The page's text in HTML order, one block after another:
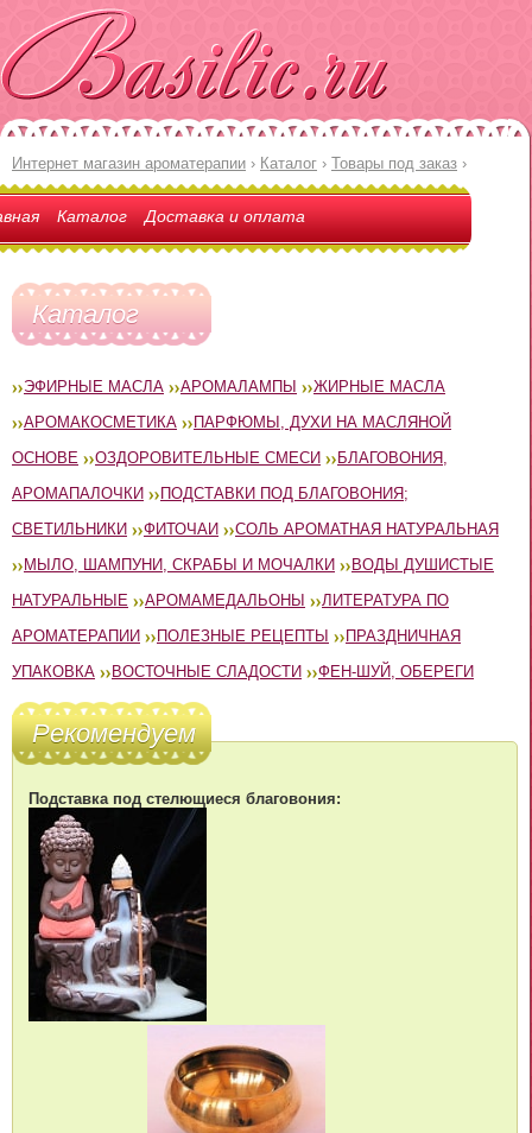
Интернет магазин ароматерапии › Каталог › Товары под заказ ›
Каталог Доставка и оплата
Каталог
ЭФИРНЫЕ МАСЛА АРОМАЛАМПЫ
ЖИРНЫЕ МАСЛА
АРОМАКОСМЕТИКА
ПАРФЮМЫ, ДУХИ НА МАСЛЯНОЙ
ОСНОВЕ
ОЗДОРОВИТЕЛЬНЫЕ СМЕСИ
БЛАГОВОНИЯ,
АРОМАПАЛОЧКИ
ПОДСТАВКИ ПОД БЛАГОВОНИЯ;
СВЕТИЛЬНИКИ
ФИТОЧАИ
СОЛЬ АРОМАТНАЯ НАТУРАЛЬНАЯ
МЫЛО, ШАМПУНИ, СКРАБЫ И МОЧАЛКИ
ВОДЫ ДУШИСТЫЕ
НАТУРАЛЬНЫЕ
АРОМАМЕДАЛЬОНЫ
ЛИТЕРАТУРА ПО
АРОМАТЕРАПИИ
ПОЛЕЗНЫЕ РЕЦЕПТЫ
ПРАЗДНИЧНАЯ
УПАКОВКА
ВОСТОЧНЫЕ СЛАДОСТИ ФЕН-ШУЙ, ОБЕРЕГИ
Рекомендуем
Подставка под стелющиеся благовония: